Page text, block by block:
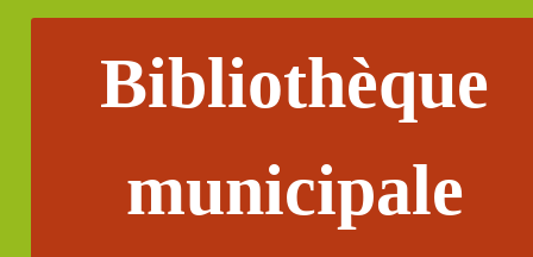
Bibliothèque
municipale